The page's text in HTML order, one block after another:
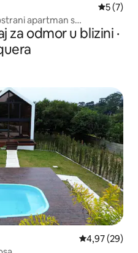
5 (7)
apartman s
za odmor u blizini ·
„Odabrali gosti”
Prosječna
4,97 (29)